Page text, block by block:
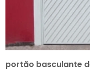
portão basculante